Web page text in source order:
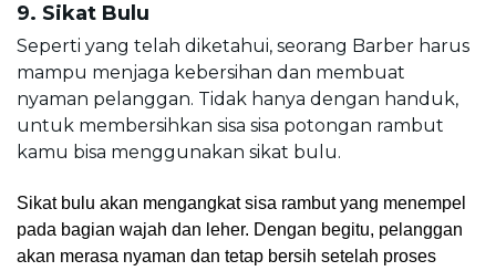
9. Sikat Bulu
Seperti yang telah diketahui, seorang Barber harus
mampu menjaga kebersihan dan membuat
nyaman pelanggan. Tidak hanya dengan handuk,
untuk membersihkan sisa sisa potongan rambut
kamu bisa menggunakan sikat bulu.
Sikat bulu akan mengangkat sisa rambut yang menempel
pada bagian wajah dan leher. Dengan begitu, pelanggan
akan merasa nyaman dan tetap bersih setelah proses